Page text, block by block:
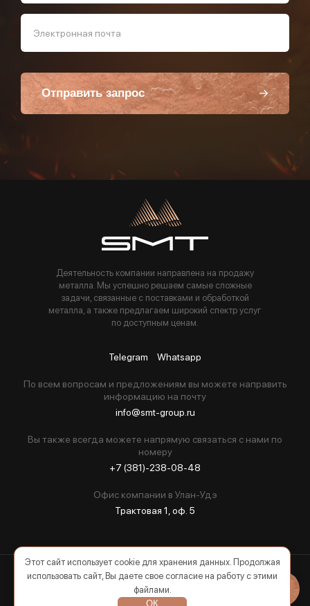
Электронная почта
Отправить запрос
Пользуясь данной формой вы соглашаетесь с политикой компании
Деятельность компании направлена на продажу
металла. Мы успешно решаем самые сложные
задачи, связанные с поставками и обработкой
металла, а также предлагаем широкий спектр услуг
по доступным ценам.
Telegram Whatsapp
По всем вопросам и предложениям вы можете направить
информацию на почту
info@smt-group.ru
Вы также всегда можете напрямую связаться с нами по
номеру
+7 (381)-238-08-48
Офис компании в Улан-Удэ
Трактовая 1, оф. 5
2026 © Все права защищены
Этот сайт использует cookie для хранения данных. Продолжая
использовать сайт, Вы даете свое согласие на работу с этими
файлами.
ОК